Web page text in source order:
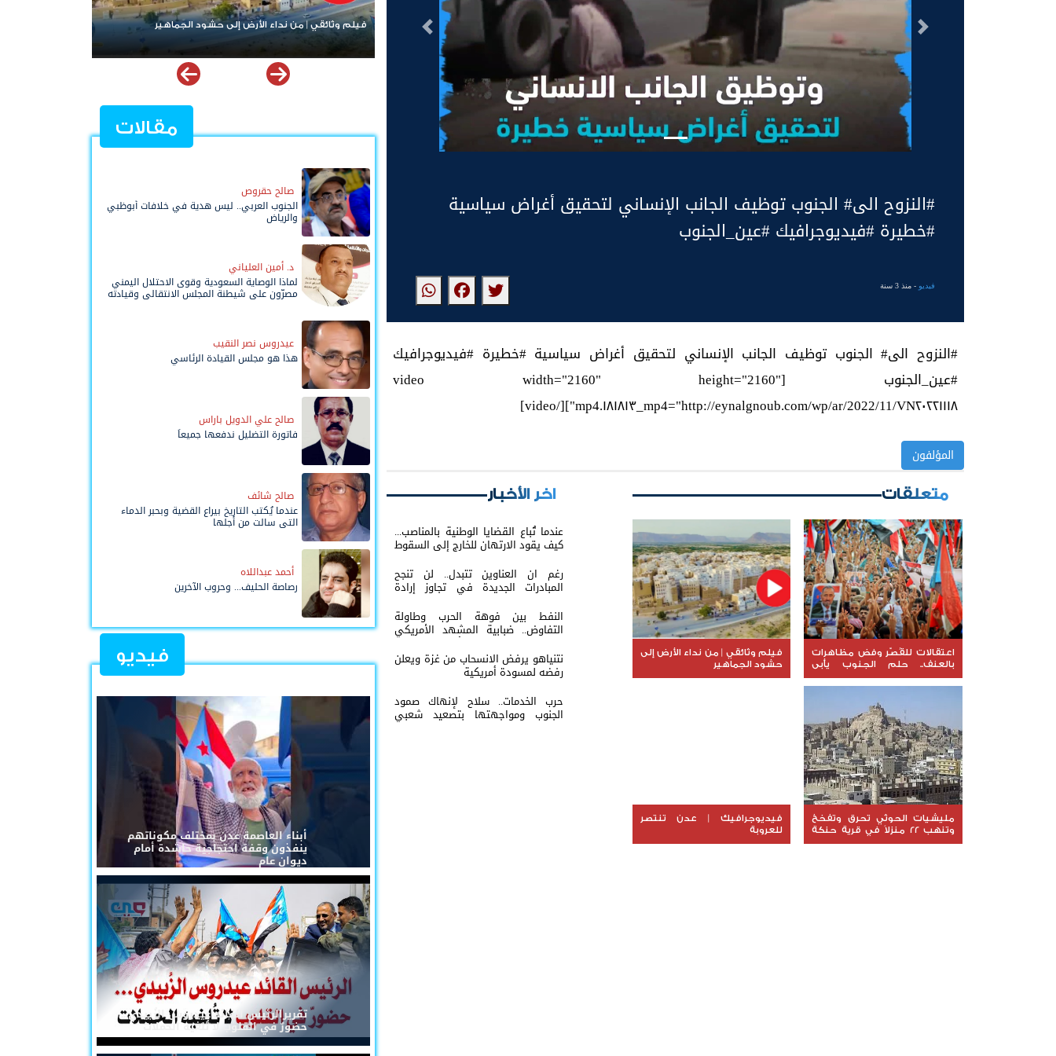
التالى السابق
#النزوح الى# الجنوب توظيف الجانب الإنساني لتحقيق أغراض سياسية
#خطيرة #فيديوجرافيك #عين_الجنوب
فيديو - منذ 3 سنة
#النزوح الى# الجنوب توظيف الجانب الإنساني لتحقيق أغراض سياسية #خطيرة #فيديوجرافيك
#عين_الجنوب [video width="2160" height="2160"
mp4="http://eynalgnoub.com/wp/ar/2022/11/VN٢٠٢٢١١١٨_١٨١٨١٣.mp4"][/video]
المؤلفون
متعلقات
اعتقالات للقُصّر وفض مظاهرات
بالعنف.. حلم الجنوب يأبى
النسيان (فيديو )
فيلم وثائقي | من نداء الأرض إلى
حشود الجماهير
مليشيات الحوثي تحرق وتفخخ
وتنهب 22 منزلاً في قرية حنكة
آل مسعود في البيضاء
فيديوجرافيك | عدن تنتصر
للعروبة
اخر الأخبار
عندما تُباع القضايا الوطنية بالمناصب...
كيف يقود الارتهان للخارج إلى السقوط
رغم ان العناوين تتبدل.. لن تنجح
المبادرات الجديدة في تجاوز إرادة
النفط بين فوهة الحرب وطاولة
التفاوض.. ضبابية المشهد الأمريكي
الإيراني تعيد إشعال أسواق الطاقة
العالمية
نتنياهو يرفض الانسحاب من غزة ويعلن
رفضه لمسودة أمريكية
حرب الخدمات.. سلاح لإنهاك صمود
الجنوب ومواجهتها بتصعيد شعبي
فيلم وثائقي | من نداء الأرض إلى حشود الجماهير
مقالات
صالح حقروص
الجنوب العربي.. ليس هدية في خلافات أبوظبي
والرياض
د. أمين العلياني
لماذا الوصاية السعودية وقوى الاحتلال اليمني
مصرّون على شيطنة المجلس الانتقالي وقيادته
عيدروس نصر النقيب
هذا هو مجلس القيادة الرئاسي
صالح علي الدويل باراس
فاتورة التضليل ندفعها جميعاً
صالح شائف
عندما يُكتب التاريخ بيراع القضية وبحبر الدماء
التي سالت من أجلها
أحمد عبداللاه
رصاصة الحليف... وحروب الآخرين
فيديو
أبناء العاصمة عدن بمختلف مكوناتهم
ينفذون وقفة احتجاجية حاشدة أمام
ديوان عام
تقريرالرئيس القائد عيدروس الزُبيدي...
حضورٌ في القلوب لا تُلغيه الحملات